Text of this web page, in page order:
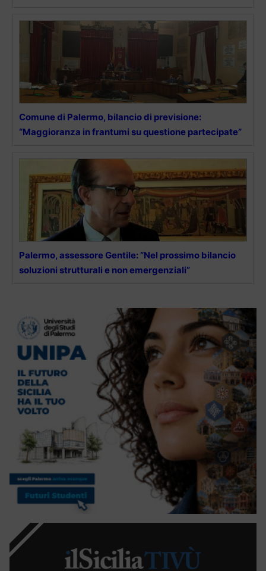
Comune di Palermo, bilancio di previsione:
“Maggioranza in frantumi su questione partecipate”
Palermo, assessore Gentile: “Nel prossimo bilancio
soluzioni strutturali e non emergenziali”